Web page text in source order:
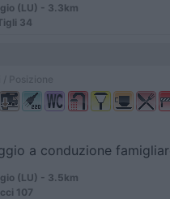
(LU) - 3.3km
34
a conduzione
(LU) - 3.5km
107